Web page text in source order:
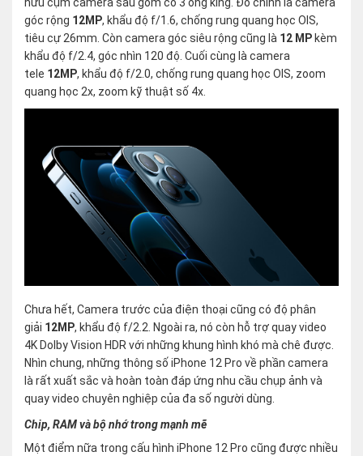
hữu cụm camera sau gồm có 3 ống kíng. Đó chính là camera
góc rộng 12MP, khẩu độ f/1.6, chống rung quang học OIS,
tiêu cự 26mm. Còn camera góc siêu rộng cũng là 12 MP kèm
khẩu độ f/2.4, góc nhìn 120 độ. Cuối cùng là camera
tele 12MP, khẩu độ f/2.0, chống rung quang học OIS, zoom
quang học 2x, zoom kỹ thuật số 4x.
Chưa hết, Camera trước của điện thoại cũng có độ phân
giải 12MP, khẩu độ f/2.2. Ngoài ra, nó còn hỗ trợ quay video
4K Dolby Vision HDR với những khung hình khó mà chê được.
Nhìn chung, những thông số iPhone 12 Pro về phần camera
là rất xuất sắc và hoàn toàn đáp ứng nhu cầu chụp ảnh và
quay video chuyên nghiệp của đa số người dùng.
Chip, RAM và bộ nhớ trong mạnh mẽ
Một điểm nữa trong cấu hình iPhone 12 Pro cũng được nhiều